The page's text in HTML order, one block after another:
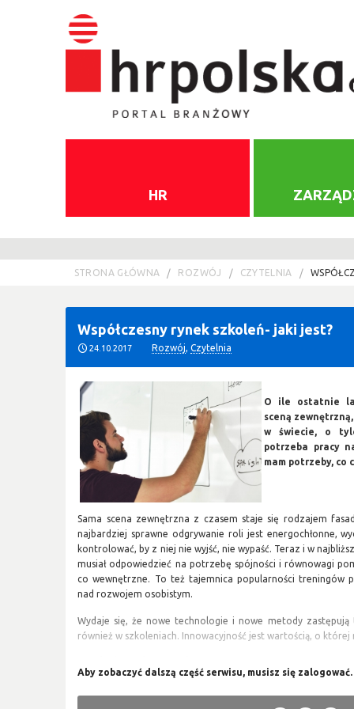
HR
STRONA GŁÓWNA ROZWÓJ CZYTELNIA
Współczesny rynek szkoleń- jaki jest?
24.10.2017 Rozwój ,Czytelnia
O ile ostatnie
sceną
w świecie, o
potrzeba pracy
mam potrzeby, co
Sama scena zewnętrzna z czasem staje się rodzajem
najbardziej sprawne odgrywanie roli jest energochłonne,
kontrolować, by z niej nie wyjść, nie wypaść. Teraz i w
musiał odpowiedzieć na potrzebę spójności i równowagi
co wewnętrzne. To też tajemnica popularności treningów
nad rozwojem osobistym.
Wydaje się, że nowe technologie i nowe metody
również w szkoleniach. Innowacyjność jest wartością, o której
Rynek szkoleniowy w ostatnim roku zaczął się różnicować
innowacjami. Ten proces będzie się pogłębiał, zmierzając